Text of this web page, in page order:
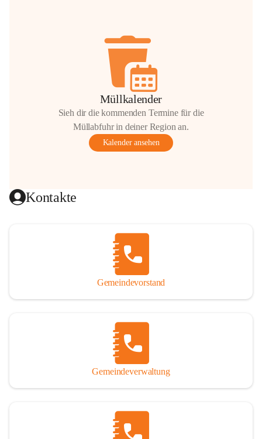
Müllkalender
Sieh dir die kommenden Termine für die
Müllabfuhr in deiner Region an.
Kalender ansehen
Kontakte
Gemeindevorstand
Gemeindeverwaltung